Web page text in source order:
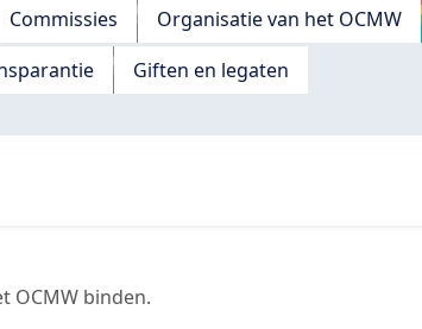
Commissies Organisatie van het OCMW
Giften en legaten
OCMW binden.